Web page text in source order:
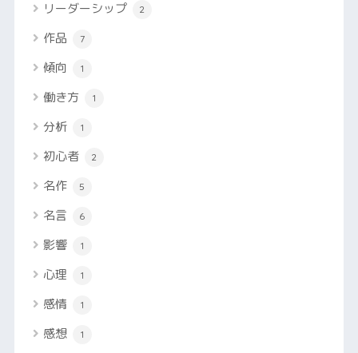
リーダーシップ 2
作品 7
傾向 1
働き方 1
分析 1
初心者 2
名作 5
名言 6
影響 1
心理 1
感情 1
感想 1